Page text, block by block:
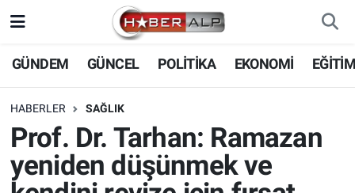
GÜNDEM GÜNCEL POLİTİKA EKONOMİ
HABERLER SAĞLIK
Prof. Dr. Tarhan: Ramazan
yeniden düşünmek ve
Nöbetçi Eczaneler
Hava Durumu
Trafik Durumu
Süper Lig Puan Durumu ve Fikstür